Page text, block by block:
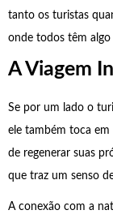
tanto os turistas
onde todos têm algo
A Viagem
Se por um lado o
ele também toca
de regenerar suas
que traz um senso
A conexão com a